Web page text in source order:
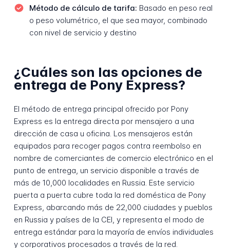
Método de cálculo de tarifa: Basado en peso real
o peso volumétrico, el que sea mayor, combinado
con nivel de servicio y destino
¿Cuáles son las opciones de
entrega de Pony Express?
El método de entrega principal ofrecido por Pony
Express es la entrega directa por mensajero a una
dirección de casa u oficina. Los mensajeros están
equipados para recoger pagos contra reembolso en
nombre de comerciantes de comercio electrónico en el
punto de entrega, un servicio disponible a través de
más de 10,000 localidades en Russia. Este servicio
puerta a puerta cubre toda la red doméstica de Pony
Express, abarcando más de 22,000 ciudades y pueblos
en Russia y países de la CEI, y representa el modo de
entrega estándar para la mayoría de envíos individuales
y corporativos procesados a través de la red.